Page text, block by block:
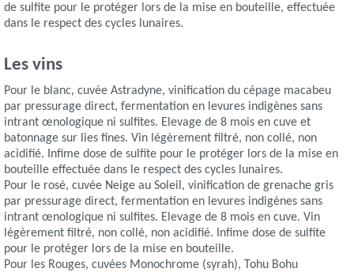
de sulfite pour le protéger lors de la mise en bouteille, effectuée
dans le respect des cycles lunaires.
Les vins
Pour le blanc, cuvée Astradyne, vinification du cépage macabeu
par pressurage direct, fermentation en levures indigènes sans
intrant œnologique ni sulfites. Elevage de 8 mois en cuve et
batonnage sur lies fines. Vin légèrement filtré, non collé, non
acidifié. Infime dose de sulfite pour le protéger lors de la mise en
bouteille effectuée dans le respect des cycles lunaires.
Pour le rosé, cuvée Neige au Soleil, vinification de grenache gris
par pressurage direct, fermentation en levures indigènes sans
intrant œnologique ni sulfites. Elevage de 8 mois en cuve. Vin
légèrement filtré, non collé, non acidifié. Infime dose de sulfite
pour le protéger lors de la mise en bouteille.
Pour les Rouges, cuvées Monochrome (syrah), Tohu Bohu